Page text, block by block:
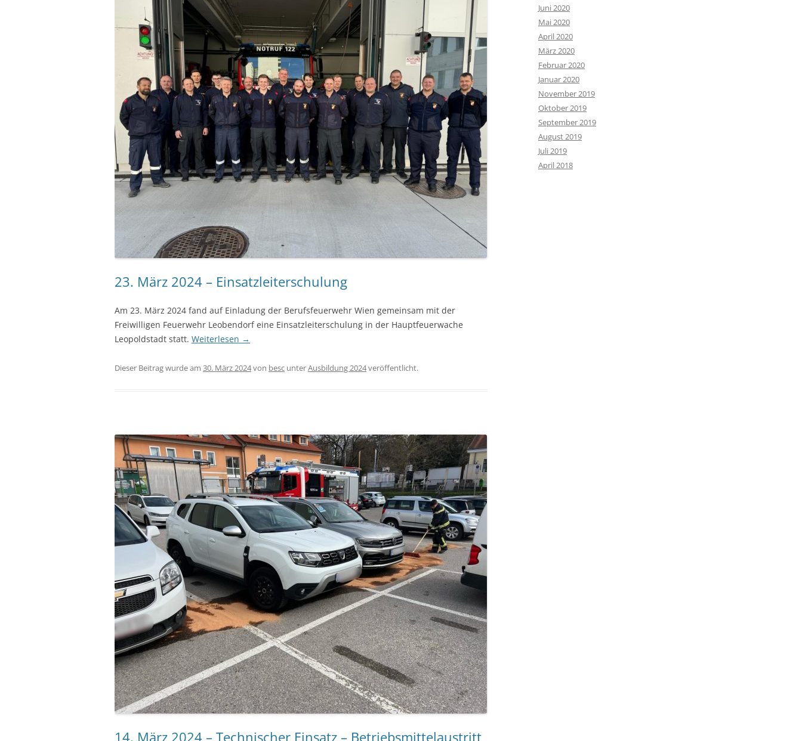
23. März 2024 – Einsatzleiterschulung
Am 23. März 2024 fand auf Einladung der Berufsfeuerwehr Wien gemeinsam mit der
Freiwilligen Feuerwehr Leobendorf eine Einsatzleiterschulung in der Hauptfeuerwache
Leopoldstadt statt. Weiterlesen →
Dieser Beitrag wurde am 30. März 2024von besc unterAusbildung 2024veröffentlicht.
14. März 2024 – Technischer Einsatz – Betriebsmittelaustritt
Juni 2020
Mai 2020
April 2020
März 2020
Februar 2020
Januar 2020
November 2019
Oktober 2019
September 2019
August 2019
Juli 2019
April 2018